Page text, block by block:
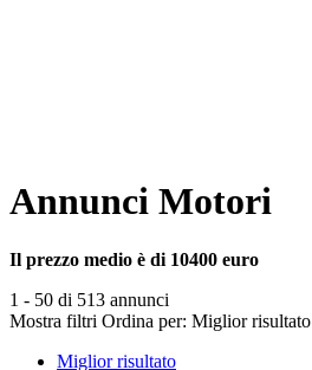
Annunci Motori
Il prezzo medio è di 10400 euro
1 - 50 di 513 annunci
Mostra filtri Ordina per: Miglior risultato
Miglior risultato